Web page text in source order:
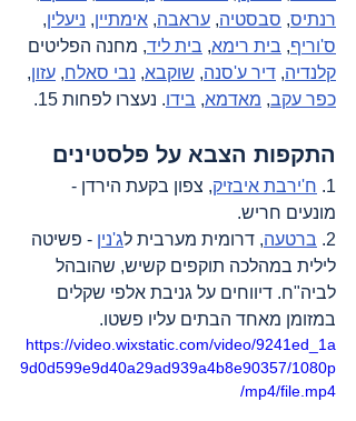
רנתיס, סבסטיה, עראבה, אימתיין, ניעלין,
ס'וריף, בית רימא, בית ליד, מחנה הפליטים
קלנדיה, דיר ע'סנה, שוקבא, נבי סאלח, עזון,
כפר עקב, מאדמא, בידו. נעצרו לפחות 15.
התקפות הצבא על פלסטינים
1. ח'ירבת איבזיק, צפון בקעת הירדן -
מונעים חריש.
2. ברטעה, דרומית מערבית לג'נין - פשיטה
לילית במהלכה תוקפים קשיש, שהובהל
לביה"ח. דיווחים על גניבת אלפי שקלים
במזומן מאחד הבתים עליו פשטו.
https://video.wixstatic.com/video/9241ed_1a
9d0d599e9d40a29ad939a4b8e90357/1080p
/mp4/file.mp4